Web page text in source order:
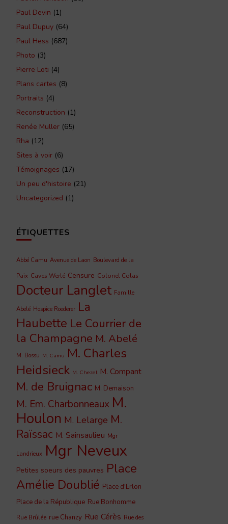
Paul Devin (1)
Paul Dupuy (64)
Paul Hess (687)
Photo (3)
Pierre Loti (4)
Plans cartes (8)
Portraits (4)
Reconstruction (1)
Renée Muller (65)
Rha (12)
Sites à voir (6)
Témoignages (17)
Un peu d'histoire (21)
Uncategorized (1)
ÉTIQUETTES
Abbé Camu Avenue de Laon Boulevard de la
Paix Caves Werlé Censure Colonel Colas
Docteur Langlet Famille
Abelé Hospice Roederer La
Haubette Le Courrier de
la Champagne M. Abelé
M. Bossu M. Camu M. Charles
Heidsieck M. Chezel M. Compant
M. de Bruignac M. Demaison
M. Em. Charbonneaux M.
Houlon M. Lelarge M.
Raïssac M. Sainsaulieu Mgr
Landrieux Mgr Neveux
Petites soeurs des pauvres Place
Amélie Doublié Place d'Erlon
Place de la République Rue Bonhomme
Rue Brûlée rue Chanzy Rue Cérès Rue des